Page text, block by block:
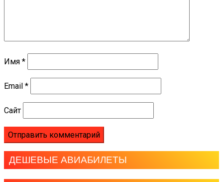
Имя *
Email *
Сайт
ДЕШЕВЫЕ АВИАБИЛЕТЫ